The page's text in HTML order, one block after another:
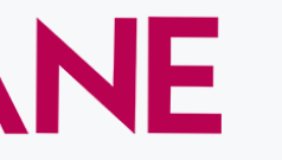
sitio web